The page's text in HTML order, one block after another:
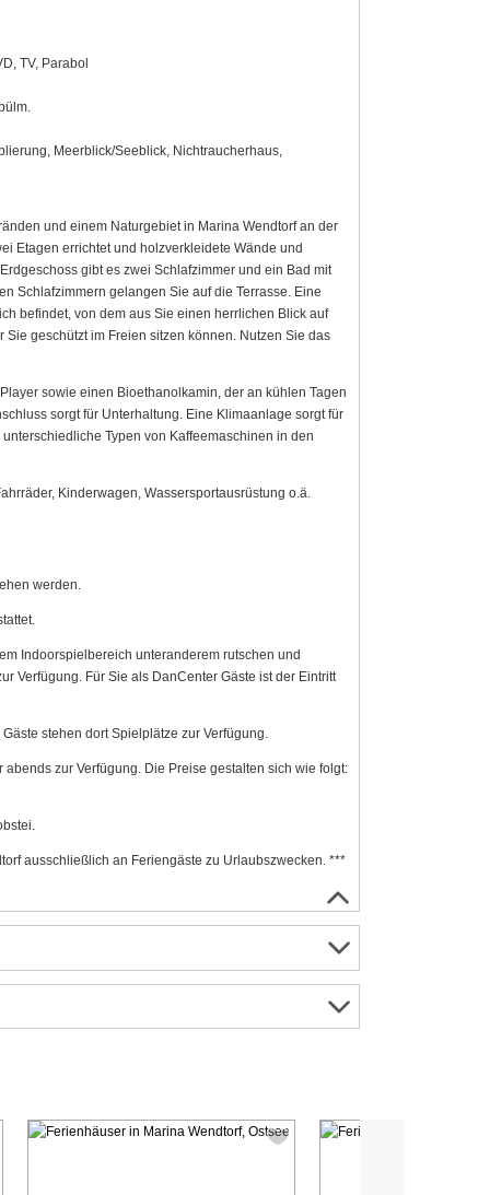
TV, Parabol
Meerblick/Seeblick, Nichtraucherhaus,
und einem Naturgebiet in Marina Wendtorf an der
Etagen errichtet und holzverkleidete Wände und
gibt es zwei Schlafzimmer und ein Bad mit
Schlafzimmern gelangen Sie auf die Terrasse. Eine
befindet, von dem aus Sie einen herrlichen Blick auf
geschützt im Freien sitzen können. Nutzen Sie das
sowie einen Bioethanolkamin, der an kühlen Tagen
sorgt für Unterhaltung. Eine Klimaanlage sorgt für
Typen von Kaffeemaschinen in den
Kinderwagen, Wassersportausrüstung o.ä.
werden.
Indoorspielbereich unteranderem rutschen und
Verfügung. Für Sie als DanCenter Gäste ist der Eintritt
stehen dort Spielplätze zur Verfügung.
zur Verfügung. Die Preise gestalten sich wie folgt:
ausschließlich an Feriengäste zu Urlaubszwecken. ***